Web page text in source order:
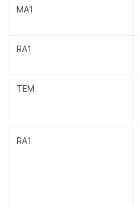
MA1
RA1
TEM
RA1